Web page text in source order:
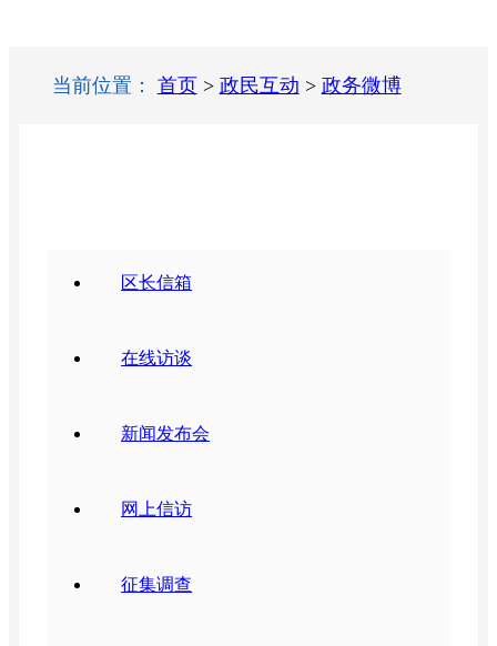
当前位置： 首页 > 政民互动 > 政务微博
区长信箱
在线访谈
新闻发布会
网上信访
征集调查